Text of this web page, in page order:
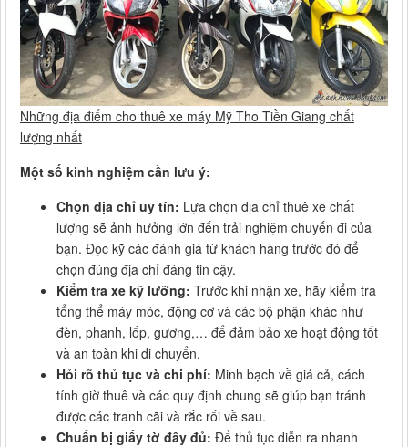
Những địa điểm cho thuê xe máy Mỹ Tho Tiền Giang chất
lượng nhất
Một số kinh nghiệm cần lưu ý:
Chọn địa chỉ uy tín: Lựa chọn địa chỉ thuê xe chất
lượng sẽ ảnh hưởng lớn đến trải nghiệm chuyến đi của
bạn. Đọc kỹ các đánh giá từ khách hàng trước đó để
chọn đúng địa chỉ đáng tin cậy.
Kiểm tra xe kỹ lưỡng: Trước khi nhận xe, hãy kiểm tra
tổng thể máy móc, động cơ và các bộ phận khác như
đèn, phanh, lốp, gương,… để đảm bảo xe hoạt động tốt
và an toàn khi di chuyển.
Hỏi rõ thủ tục và chi phí: Minh bạch về giá cả, cách
tính giờ thuê và các quy định chung sẽ giúp bạn tránh
được các tranh cãi và rắc rối về sau.
Chuẩn bị giấy tờ đầy đủ: Để thủ tục diễn ra nhanh